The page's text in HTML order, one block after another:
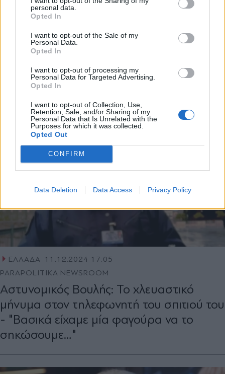
personal data.
Opted In
I want to opt-out of the Sale of my
Personal Data.
Opted In
I want to opt-out of processing my
Personal Data for Targeted Advertising.
Opted In
I want to opt-out of Collection, Use,
Retention, Sale, and/or Sharing of my
Personal Data that Is Unrelated with the
Purposes for which it was collected.
Opted Out
CONFIRM
Data Deletion Data Access Privacy Policy
ΕΛΛΑΔΑ 17.12.2024 22:24
PARAPOLITIKA NEWSROOM
Αστυνομικός Βουλής: Η σύζυγός του
κατέθεσε μήνυση για τηλεφώνημα που
της έκανε από την φυλακή - Το αρνείται ο
δικηγόρος του
ΕΛΛΑΔΑ 11.12.2024 17:05
PARAPOLITIKA NEWSROOM
Αστυνομικός Βουλής: Το χλευαστικό
μήνυμα στον τηλεφωνητή του σπιτιού του
- "Βασικά είχαμε μία φαγούρα να το
σηκώσουμε…"
Αποδέχομαι τους
και την πολιτική απορρήτου
X